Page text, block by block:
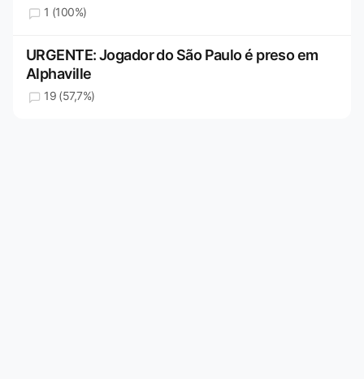
1 (100%)
URGENTE: Jogador do São Paulo é preso em
Alphaville
19 (57,7%)